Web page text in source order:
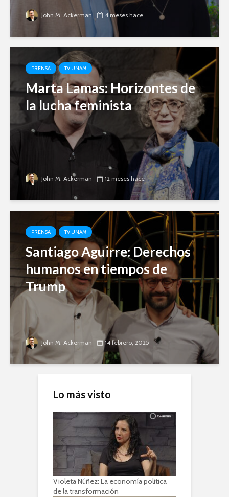
John M. Ackerman 4 meses hace
PRENSA TV UNAM
Marta Lamas: Horizontes de
la lucha feminista
John M. Ackerman 12 meses hace
PRENSA TV UNAM
Santiago Aguirre: Derechos
humanos en tiempos de
Trump
John M. Ackerman 14 febrero, 2025
Lo más visto
Violeta Núñez: La economía política
de la transformación